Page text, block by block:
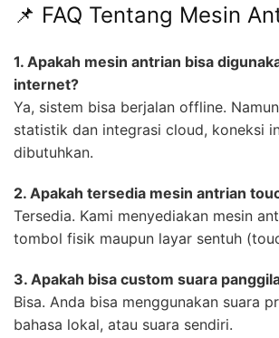
📌 FAQ Tentang Mesin
1. Apakah mesin antrian bisa
internet?
Ya, sistem bisa berjalan offline.
statistik dan integrasi cloud, koneksi
dibutuhkan.
2. Apakah tersedia mesin antrian
Tersedia. Kami menyediakan mesin
tombol fisik maupun layar sentuh
3. Apakah bisa custom suara
Bisa. Anda bisa menggunakan suara
bahasa lokal, atau suara sendiri.